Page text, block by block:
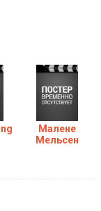
Малене
Мельсен